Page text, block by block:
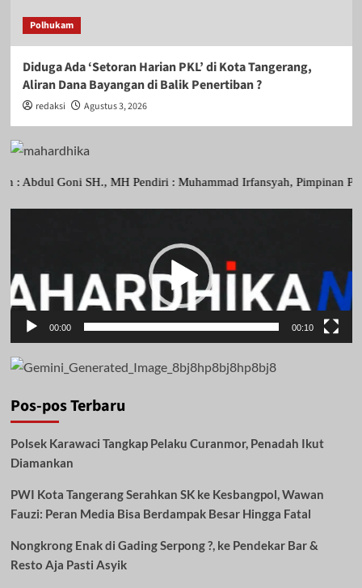
Polhukam
Diduga Ada ‘Setoran Harian PKL’ di Kota Tangerang,
Aliran Dana Bayangan di Balik Penertiban ?
redaksi Agustus 3, 2026
Goni SH., MH Pendiri : Muhammad Irfansyah, Pimpinan
00:00 00:10
Pos-pos Terbaru
Polsek Karawaci Tangkap Pelaku Curanmor, Penadah Ikut
Diamankan
PWI Kota Tangerang Serahkan SK ke Kesbangpol, Wawan
Fauzi: Peran Media Bisa Berdampak Besar Hingga Fatal
Nongkrong Enak di Gading Serpong ?, ke Pendekar Bar &
Resto Aja Pasti Asyik